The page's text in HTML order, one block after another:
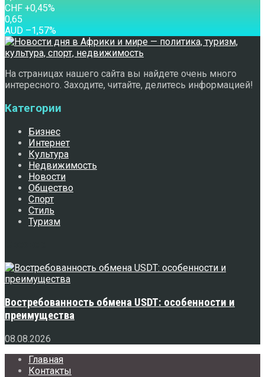
CHF +0,45%
0,65
AUD –1,57%
На страницах нашего сайта вы найдете очень много
интересного. Заходите, читайте, делитесь информацией!
Категории
Бизнес
Интернет
Культура
Недвижимость
Новости
Общество
Спорт
Стиль
Туризм
Востребованность обмена USDT: особенности и
преимущества
08.08.2026
Главная
Контакты